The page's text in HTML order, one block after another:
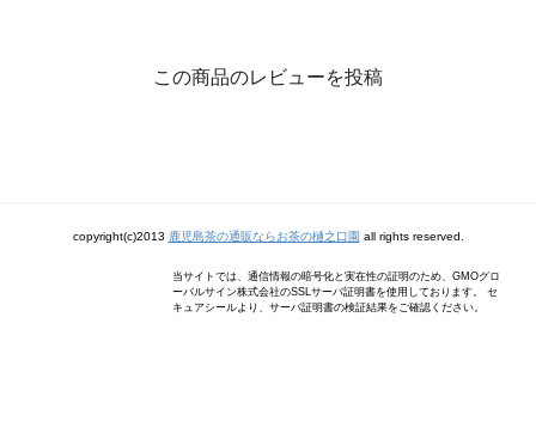
この商品のレビューを投稿
copyright(c)2013 鹿児島茶の通販ならお茶の樋之口園 all rights reserved.
当サイトでは、通信情報の暗号化と実在性の証明のため、GMOグロ
ーバルサイン株式会社のSSLサーバ証明書を使用しております。 セ
キュアシールより、サーバ証明書の検証結果をご確認ください。